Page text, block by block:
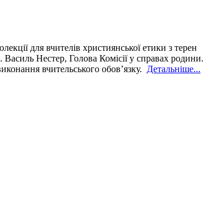
для вчителів християнської етики з терен
Нестер, Голова Комісії у справах родини.
вчительського обов’язку. Детальніше...